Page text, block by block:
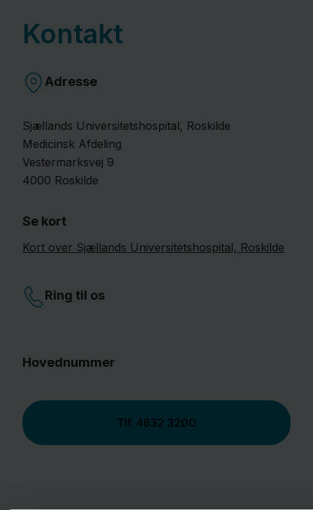
Kontakt
Adresse
Sjællands Universitetshospital, Roskilde
Medicinsk Afdeling
Vestermarksvej 9
4000 Roskilde
Se kort
Kort over Sjællands Universitetshospital, Roskilde
Ring til os
Hovednummer
Tlf. 4632 3200